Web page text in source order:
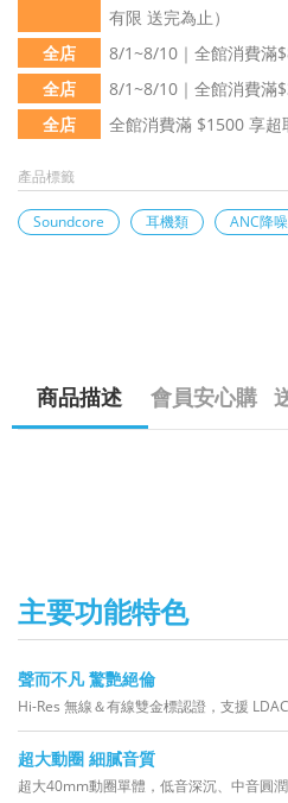
有限 送完為止）
全店
8/1~8/10｜全館消費滿
全店
8/1~8/10｜全館消費滿
全店
全館消費滿 $1500 享超
產品標籤
Soundcore 耳機類 ANC降
商品描述 會員安心購
主要功能特色
聲而不凡 驚艷絕倫
Hi-Res 無線＆有線雙金標認證，支援
超大動圈 細膩音質
超大40mm動圈單體，低音深沉、中音圓